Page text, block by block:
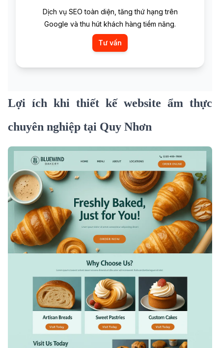
Dịch vụ SEO toàn diện, tăng thứ hạng trên
Google và thu hút khách hàng tiềm năng.
Tư vấn
Lợi ích khi thiết kế website ẩm thực
chuyên nghiệp tại Quy Nhơn